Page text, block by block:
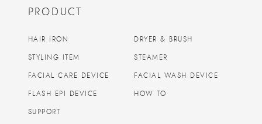
PRODUCT
HAIR IRON DRYER & BRUSH
STYLING ITEM STEAMER
FACIAL CARE DEVICE FACIAL WASH DEVICE
FLASH EPI DEVICE
SUPPORT
HOW TO